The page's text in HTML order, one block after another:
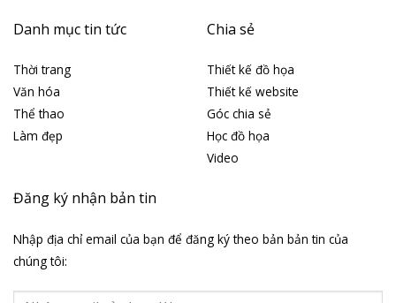
Danh mục tin tức
Thời trang
Văn hóa
Thể thao
Làm đẹp
Chia sẻ
Thiết kế đồ họa
Thiết kế website
Góc chia sẻ
Học đồ họa
Video
Đăng ký nhận bản tin
Nhập địa chỉ email của bạn để đăng ký theo bản bản tin của
chúng tôi: